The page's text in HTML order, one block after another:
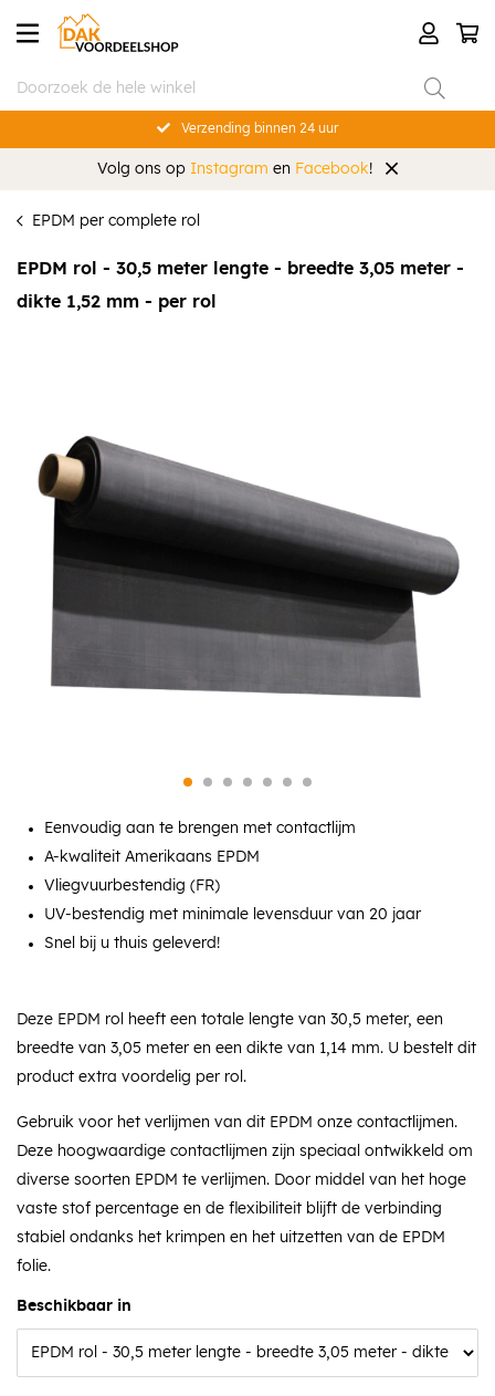
Verzending binnen 24 uur
Volg ons op Instagram en Facebook!
EPDM per complete rol
EPDM rol - 30,5 meter lengte - breedte 3,05 meter -
dikte 1,52 mm - per rol
Eenvoudig aan te brengen met contactlijm
A-kwaliteit Amerikaans EPDM
Vliegvuurbestendig (FR)
UV-bestendig met minimale levensduur van 20 jaar
Snel bij u thuis geleverd!
Deze EPDM rol heeft een totale lengte van 30,5 meter, een
breedte van 3,05 meter en een dikte van 1,14 mm. U bestelt dit
product extra voordelig per rol.
Gebruik voor het verlijmen van dit EPDM onze contactlijmen.
Deze hoogwaardige contactlijmen zijn speciaal ontwikkeld om
diverse soorten EPDM te verlijmen. Door middel van het hoge
vaste stof percentage en de flexibiliteit blijft de verbinding
stabiel ondanks het krimpen en het uitzetten van de EPDM
folie.
Beschikbaar in